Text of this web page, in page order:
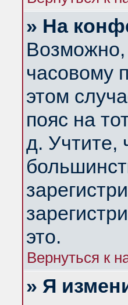
» На
Возможно,
часовому
этом
пояс на
д. Учтите,
это.
Вернуться к
» Я